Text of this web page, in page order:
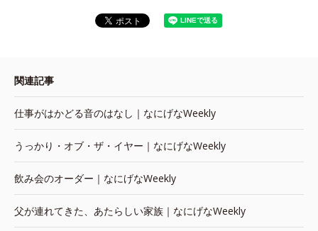
関連記事
仕事がはかどる音のはなし｜なにげなWeekly
うっかり・オブ・ザ・イヤー｜なにげなWeekly
飲み会のオーダー｜なにげなWeekly
父が連れてきた、あたらしい家族｜なにげなWeekly